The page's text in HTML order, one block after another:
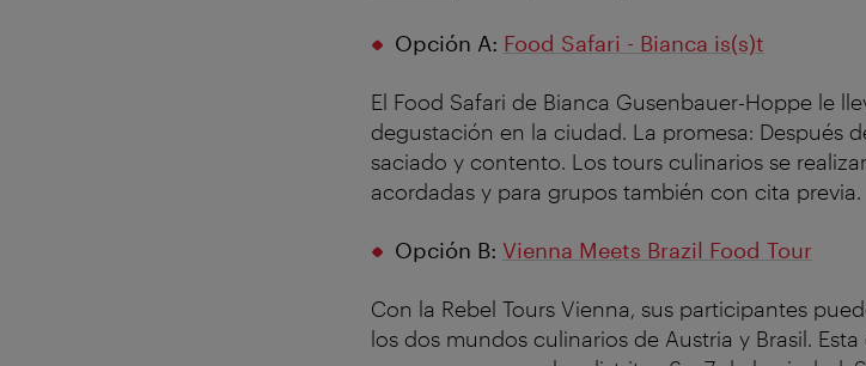
Opción A: Food Safari - Bianca is(s)t
El Food Safari de Bianca Gusenbauer-Hoppe le
degustación en la ciudad. La promesa: Después
saciado y contento. Los tours culinarios se
acordadas y para grupos también con cita previa.
Opción B: Vienna Meets Brazil Food Tour
Con la Rebel Tours Vienna, sus participantes
los dos mundos culinarios de Austria y Brasil.